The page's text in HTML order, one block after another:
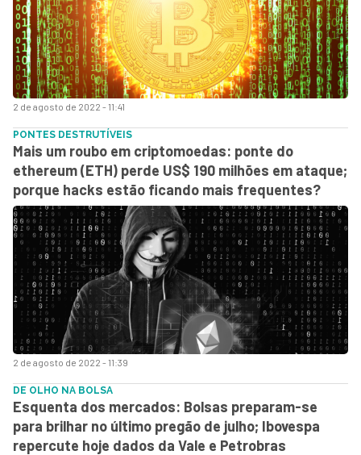
2 de agosto de 2022 - 11:41
2 de agosto de 2022 - 11:39
PONTES DESTRUTÍVEIS
Mais um roubo em criptomoedas: ponte do
ethereum (ETH) perde US$ 190 milhões em ataque;
porque hacks estão ficando mais frequentes?
DE OLHO NA BOLSA
Esquenta dos mercados: Bolsas preparam-se
para brilhar no último pregão de julho; Ibovespa
repercute hoje dados da Vale e Petrobras